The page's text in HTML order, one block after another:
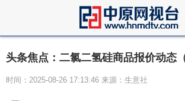
头条焦点：二氯二氢硅商品报价动态
时间：2025-08-26 17:13:46 来源：生意社